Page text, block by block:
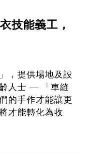
技能義工，
，提供場地及設
人士 — 「車縫
的手作才能讓更
才能轉化為收